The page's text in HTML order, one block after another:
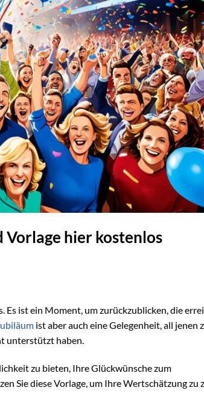
hier kostenlos
Es ist ein Moment, um zurückzublicken, die
ist aber auch eine Gelegenheit, all jenen
unterstützt haben.
zu bieten, Ihre Glückwünsche zum
Sie diese Vorlage, um Ihre Wertschätzung zu